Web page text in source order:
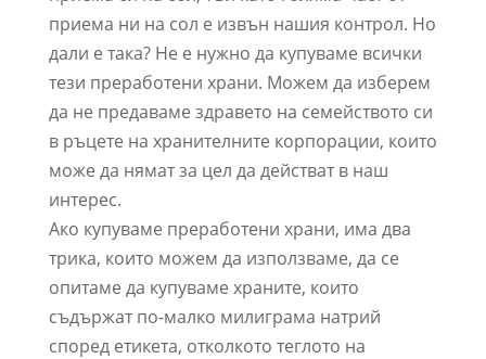
приема ни на сол е извън нашия контрол. Но
дали е така? Не е нужно да купуваме всички
тези преработени храни. Можем да изберем
да не предаваме здравето на семейството си
в ръцете на хранителните корпорации, които
може да нямат за цел да действат в наш
интерес.
Ако купуваме преработени храни, има два
трика, които можем да използваме, да се
опитаме да купуваме храните, които
съдържат по-малко милиграма натрий
според етикета, отколкото теглото на